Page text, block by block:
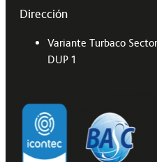
Dirección
Variante Turbaco
DUP 1